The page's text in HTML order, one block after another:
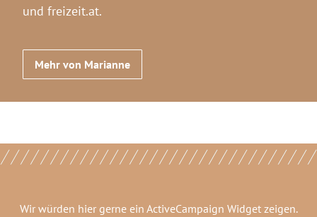
und freizeit.at.
Mehr von Marianne
Wir würden hier gerne ein ActiveCampaign Widgetzeigen.